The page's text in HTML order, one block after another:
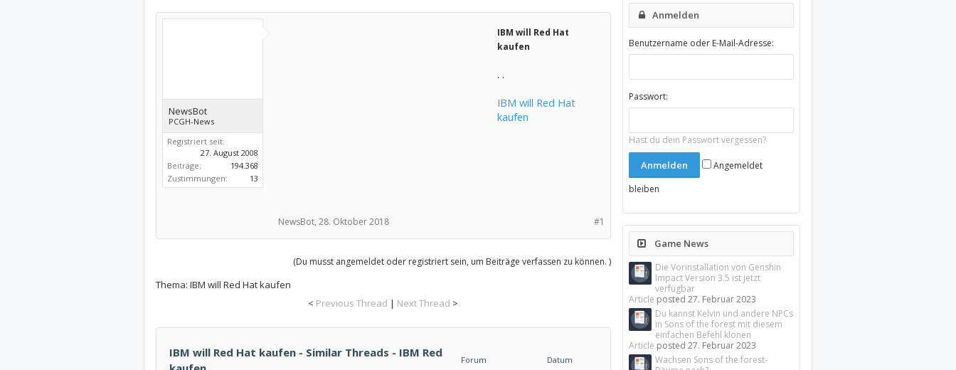
NewsBot
PCGH-News
Registriert seit:
27. August 2008
Beiträge:
194.368
Zustimmungen:
13
IBM will Red Hat
kaufen
. .
IBM will Red Hat
kaufen
#1
NewsBot, 28. Oktober 2018
(Du musst angemeldet oder registriert sein, um Beiträge verfassen zu können. )
Thema: IBM will Red Hat kaufen
< Previous Thread | Next Thread >
IBM will Red Hat kaufen - Similar Threads - IBM Red
Forum Datum
Anmelden
Benutzername oder E-Mail-Adresse:
Passwort:
Hast du dein Passwort vergessen?
Angemeldet
bleiben
Game News
Die Vorinstallation von Genshin
Impact Version 3.5 ist jetzt
verfügbar
Article posted27. Februar 2023
Du kannst Kelvin und andere NPCs
in Sons of the forest mit diesem
einfachen Befehl klonen
Article posted27. Februar 2023
Wachsen Sons of the forest-